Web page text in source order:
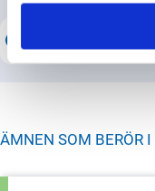
ÄMNEN SOM BERÖR I